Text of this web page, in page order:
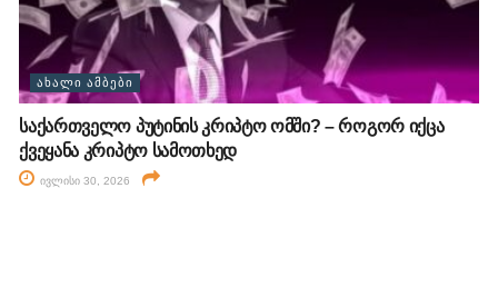
ᲐᲮᲐᲚᲘ ᲐᲛᲑᲔᲑᲘ
საქართველო პუტინის კრიპტო ომში? – როგორ იქცა
ქვეყანა კრიპტო სამოთხედ
ივლისი 30, 2026